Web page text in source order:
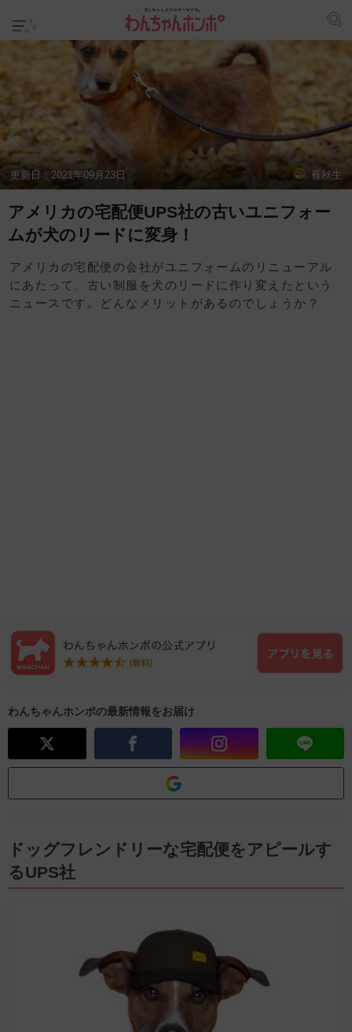
更新日： 2021年09月23日 雁秋生
アメリカの宅配便UPS社の古いユニフォー
ムが犬のリードに変身！
アメリカの宅配便の会社がユニフォームのリニューアル
にあたって、古い制服を犬のリードに作り変えたという
ニュースです。どんなメリットがあるのでしょうか？
わんちゃんホンポの最新情報をお届け
ドッグフレンドリーな宅配便をアピールす
るUPS社